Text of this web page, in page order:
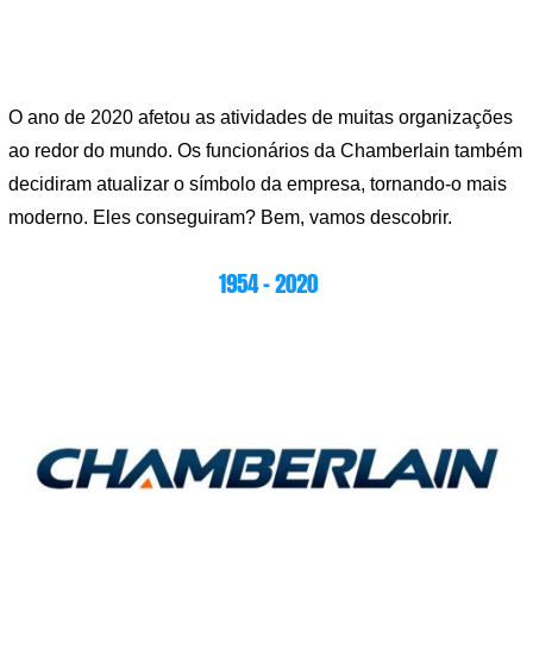
O ano de 2020 afetou as atividades de muitas organizações
ao redor do mundo. Os funcionários da Chamberlain também
decidiram atualizar o símbolo da empresa, tornando-o mais
moderno. Eles conseguiram? Bem, vamos descobrir.
1954 – 2020